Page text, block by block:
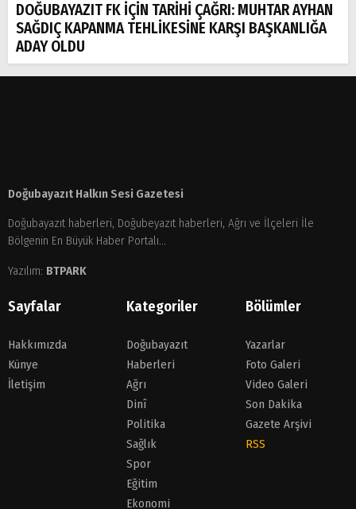
DOĞUBAYAZIT FK İÇİN TARİHİ ÇAĞRI: MUHTAR AYHAN
SAĞDIÇ KAPANMA TEHLİKESİNE KARŞI BAŞKANLIĞA
ADAY OLDU
Doğubayazıt Halkın Sesi Gazetesi
Doğubayazıt haberleri, Doğubeyazıt haberleri, Ağrı ve İlçeleri İle
Bölgenin En Büyük Haber Portalı...
Yazılım: BTPARK
Sayfalar
Hakkımızda
Künye
İletişim
Kategoriler
Doğubayazıt
Haberleri
Ağrı
Dinî
Politika
Sağlık
Spor
Eğitim
Ekonomi
Bölümler
Yazarlar
Foto Galeri
Video Galeri
Son Dakika
Gazete Arşivi
RSS